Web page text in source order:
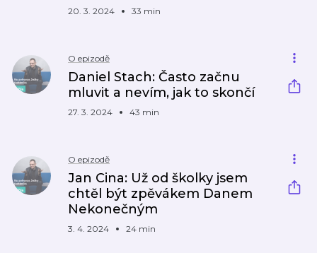
20. 3. 2024 33 min
O epizodě
Daniel Stach: Často začnu
mluvit a nevím, jak to skončí
27. 3. 2024 43 min
O epizodě
Jan Cina: Už od školky jsem
chtěl být zpěvákem Danem
Nekonečným
3. 4. 2024 24 min